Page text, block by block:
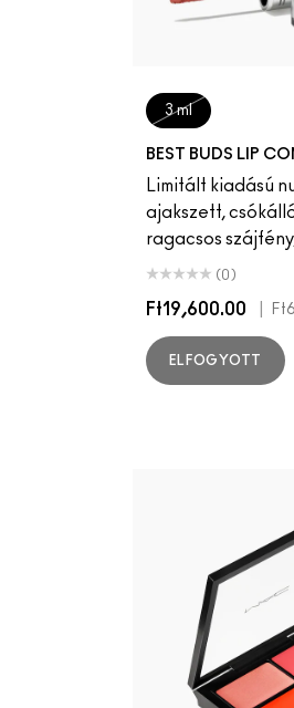
3 ml
BEST BUDS LIP
Limitált kiadású
ajakszett,
ragacsos
(0)
Ft19,600.00
ELFOGYOTT